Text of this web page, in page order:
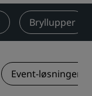
Bryllupper
Event-løsninger